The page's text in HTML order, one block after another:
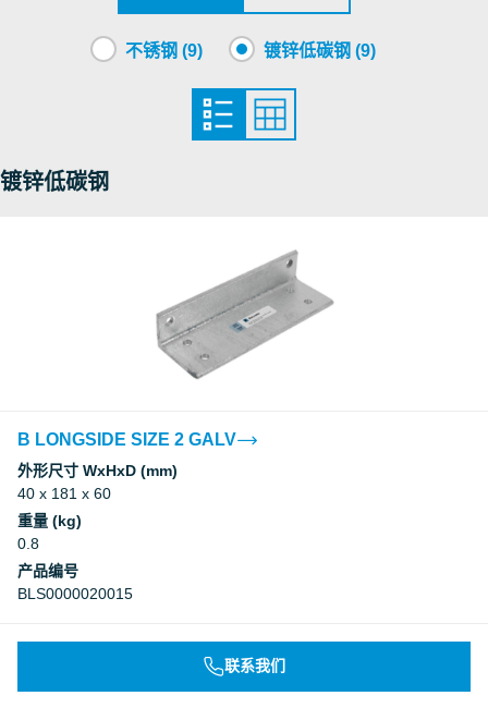
Myndigheten för samhällsskydd och
beredskap
Underwriters Laboratories Inc.
Underwriters Laboratories Inc.
Underwriters Laboratories Inc.
Underwriters Laboratories Inc.
Underwriters Laboratories Inc.
Underwriters Laboratories Inc.
Underwriters Laboratories Inc.
Underwriters Laboratories Inc.
不锈钢 (9) 镀锌低碳钢 (9)
镀锌低碳钢
B LONGSIDE SIZE 2 GALV
外形尺寸 WxHxD (mm)
40 x 181 x 60
重量 (kg)
0.8
产品编号
BLS0000020015
联系我们